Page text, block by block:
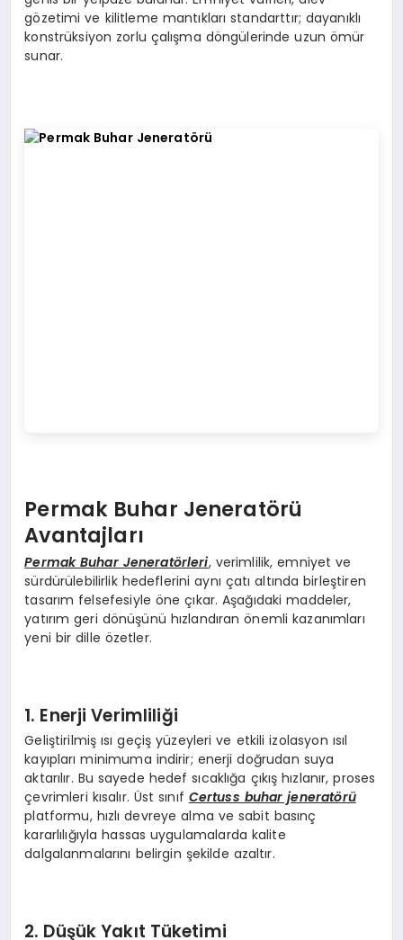
gözetimi ve kilitleme mantıkları standarttır; dayanıklı
konstrüksiyon zorlu çalışma döngülerinde uzun ömür
sunar.
Permak Buhar Jeneratörü
Avantajları
Permak Buhar Jeneratörleri, verimlilik, emniyet ve
sürdürülebilirlik hedeflerini aynı çatı altında birleştiren
tasarım felsefesiyle öne çıkar. Aşağıdaki maddeler,
yatırım geri dönüşünü hızlandıran önemli kazanımları
yeni bir dille özetler.
1. Enerji Verimliliği
Geliştirilmiş ısı geçiş yüzeyleri ve etkili izolasyon ısıl
kayıpları minimuma indirir; enerji doğrudan suya
aktarılır. Bu sayede hedef sıcaklığa çıkış hızlanır, proses
çevrimleri kısalır. Üst sınıf Certuss buhar jeneratörü
platformu, hızlı devreye alma ve sabit basınç
kararlılığıyla hassas uygulamalarda kalite
dalgalanmalarını belirgin şekilde azaltır.
2. Düşük Yakıt Tüketimi